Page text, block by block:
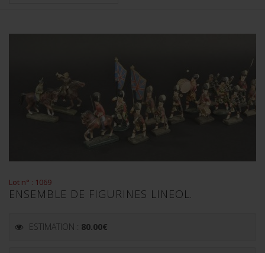
Lot n° : 1069
ENSEMBLE DE FIGURINES LINEOL.
ESTIMATION : 80.00€